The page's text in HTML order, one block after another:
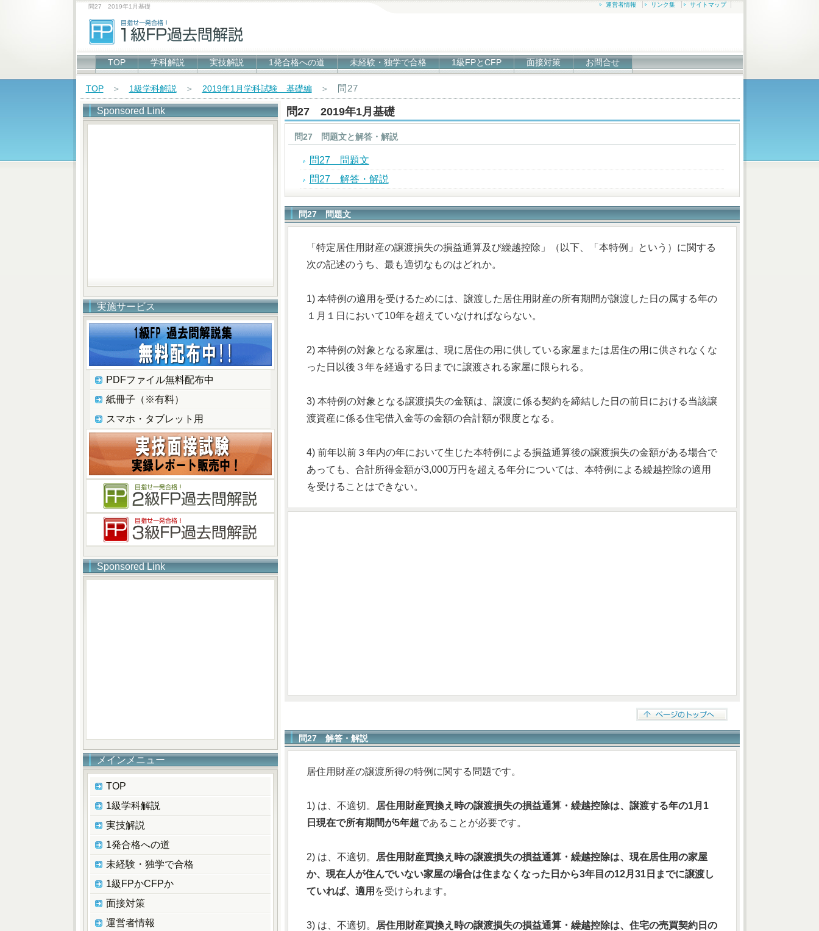
問27 2019年1月基礎 運営者情報 リンク集 サイトマップ
TOP 学科解説 実技解説 1発合格への道 未経験・独学で合格 1級FPとCFP 面接対策 お問合せ
TOP＞ 1級学科解説 ＞ 2019年1月学科試験 基礎編＞ 問27
問27 2019年1月基礎
問27 問題文と解答・解説
問27 問題文
問27 解答・解説
問27 問題文
「特定居住用財産の譲渡損失の損益通算及び繰越控除」（以下、「本特例」という）に関する
次の記述のうち、最も適切なものはどれか。
1) 本特例の適用を受けるためには、譲渡した居住用財産の所有期間が譲渡した日の属する年の
１月１日において10年を超えていなければならない。
2) 本特例の対象となる家屋は、現に居住の用に供している家屋または居住の用に供されなくな
った日以後３年を経過する日までに譲渡される家屋に限られる。
3) 本特例の対象となる譲渡損失の金額は、譲渡に係る契約を締結した日の前日における当該譲
渡資産に係る住宅借入金等の金額の合計額が限度となる。
4) 前年以前３年内の年において生じた本特例による損益通算後の譲渡損失の金額がある場合で
あっても、合計所得金額が3,000万円を超える年分については、本特例による繰越控除の適用
を受けることはできない。
問27 解答・解説
居住用財産の譲渡所得の特例に関する問題です。
1) は、不適切。
居住用財産買換え時の譲渡損失の損益通算・繰越控除は、譲渡する年の1月1
日現在で所有期間が5年超であることが必要です。
2) は、不適切。
居住用財産買換え時の譲渡損失の損益通算・繰越控除は、現在居住用の家屋
か、現在人が住んでいない家屋の場合は住まなくなった日から3年目の12月31日までに譲渡し
ていれば、適用 を受けられます。
3) は、不適切。
居住用財産買換え時の譲渡損失の損益通算・繰越控除は、住宅の売買契約日の
Sponsored Link
実施サービス
PDFファイル無料配布中
紙冊子（※有料）
スマホ・タブレット用
Sponsored Link
メインメニュー
TOP
1級学科解説
実技解説
1発合格への道
未経験・独学で合格
1級FPかCFPか
面接対策
運営者情報